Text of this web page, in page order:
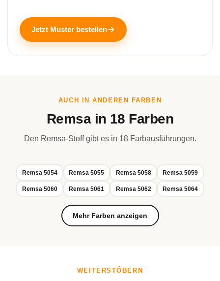
Jetzt Muster bestellen
AUCH IN ANDEREN FARBEN
Remsa in 18 Farben
Den Remsa-Stoff gibt es in 18 Farbausführungen.
Remsa 5054 Remsa 5055 Remsa 5058 Remsa 5059
Remsa 5060 Remsa 5061 Remsa 5062 Remsa 5064
Mehr Farben anzeigen
WEITERSTÖBERN